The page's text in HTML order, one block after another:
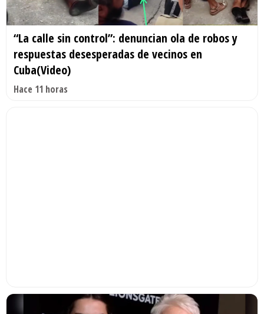
“La calle sin control”: denuncian ola de robos y
respuestas desesperadas de vecinos en
Cuba(Video)
Hace 11 horas